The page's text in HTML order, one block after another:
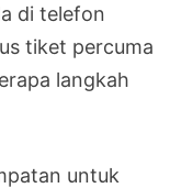
di telefon
tiket percuma
langkah
untuk